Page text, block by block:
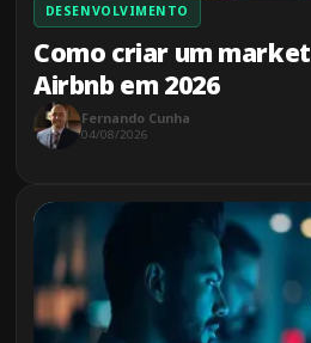
DESENVOLVIMENTO
Como criar um
Airbnb em 2026
Fernando Cunha
04/08/2026